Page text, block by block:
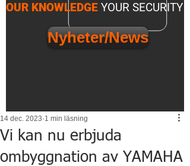
OUR KNOWLEDGE YOUR SECURITY
Nyheter/News
Vi kan nu erbjuda
ombyggnation av YAMAHA
14 dec. 2023 1 min läsning